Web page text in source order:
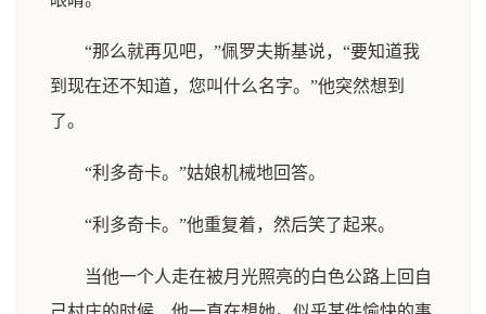
“那么就再见吧，”佩罗夫斯基说，“要知道我
到现在还不知道，您叫什么名字。”他突然想到
了。
“利多奇卡。”姑娘机械地回答。
“利多奇卡。”他重复着，然后笑了起来。
当他一个人走在被月光照亮的白色公路上回自